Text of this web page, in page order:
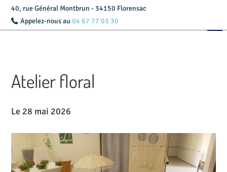
40, rue Général Montbrun - 34150 Florensac
Appelez-nous au 04 67 77 03 30
Accueil
Livret d’accueil
Services
Tarifs
Actualités
Atelier floral
Le 28 mai 2026